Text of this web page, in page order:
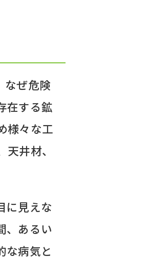
なぜ危険
在する鉱
様々な工
井材、
に見えな
、あるい
な病気と